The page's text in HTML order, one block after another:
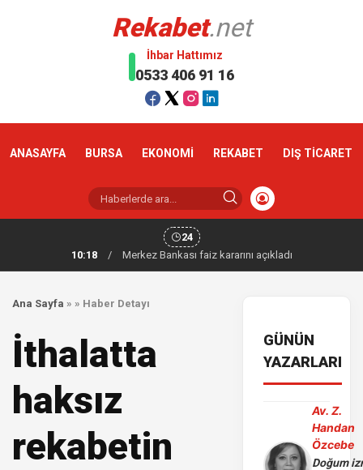
Rekabet.net
İhbar Hattımız
0533 406 91 16
ANASAYFA BURSA EKONOMİ REKABET DIŞ TİCARET
24
10:18
/ Merkez Bankası faiz kararını açıkladı
Ana Sayfa » » Haber Detayı
İthalatta
haksız
rekabetin
GÜNÜN
YAZARLARI
Av. Z.
Handan
Özcebe
Doğum